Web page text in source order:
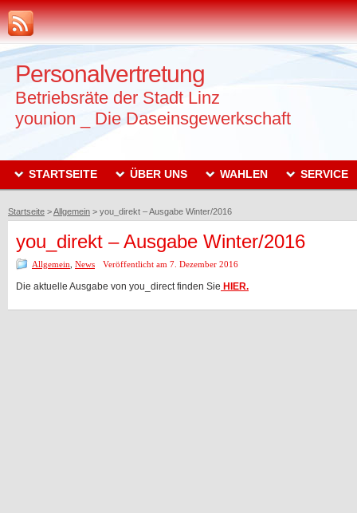
Personalvertretung
Betriebsräte der Stadt Linz
younion _ Die Daseinsgewerkschaft
STARTSEITE ÜBER UNS WAHLEN SERVICE
Startseite >Allgemein > you_direkt – Ausgabe Winter/2016
you_direkt – Ausgabe Winter/2016
Allgemein News Veröffentlicht am 7. Dezember 2016
Die aktuelle Ausgabe von you_direct finden Sie HIER.